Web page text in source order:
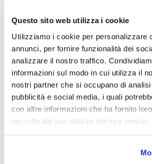
Questo sito web utilizza i cookie
Utilizziamo i cookie per personalizzare
annunci, per fornire funzionalità dei
analizzare il nostro traffico.
informazioni sul modo in cui utilizza il
nostri partner che si occupano di analisi
pubblicità e social media, i quali
con altre informazioni che ha fornito
raccolto dal suo utilizzo dei loro servizi.
OAKLEY, OCCHIALE DA
SOLE
Occhiale OAKLEY
AOO9367LS 000016 61
66,00€ 46,20€